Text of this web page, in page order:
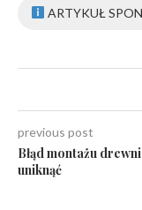
ARTYKUŁ
previous post
Błąd montażu
uniknąć